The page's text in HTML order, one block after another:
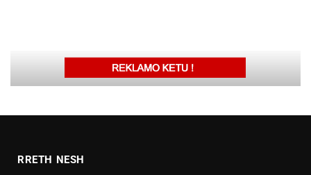
RRETH NESH